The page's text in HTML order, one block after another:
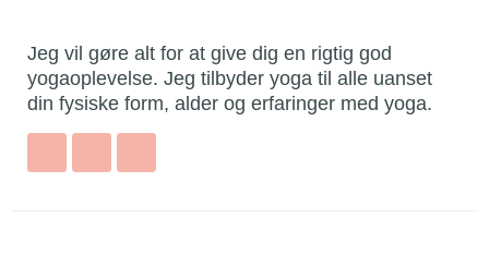
Jeg vil gøre alt for at give dig en rigtig god
yogaoplevelse. Jeg tilbyder yoga til alle uanset
din fysiske form, alder og erfaringer med yoga.